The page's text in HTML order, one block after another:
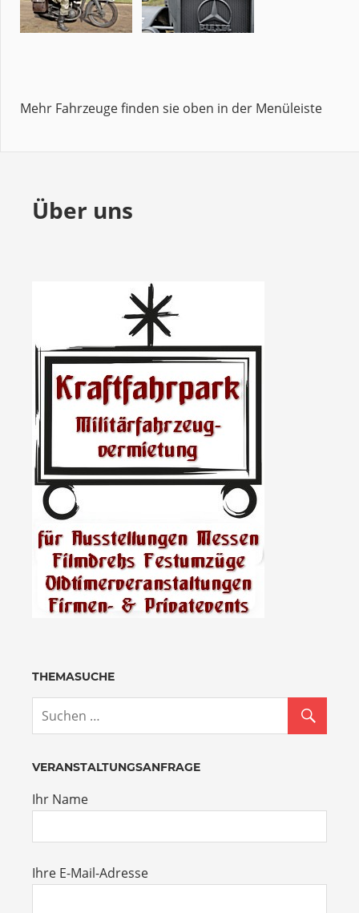
Mehr Fahrzeuge finden sie oben in der Menüleiste
Über uns
THEMASUCHE
VERANSTALTUNGSANFRAGE
Ihr Name
Ihre E-Mail-Adresse